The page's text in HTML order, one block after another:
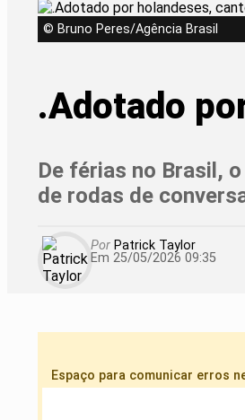
© Bruno Peres/Agência Brasil
.Adotado
De férias no Brasil,
de rodas de
Por Patrick Taylor
Em 25/05/2026 09:35
Espaço para comunicar erros